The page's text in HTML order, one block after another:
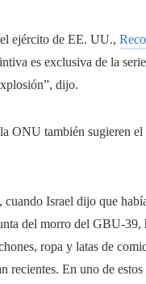
ejército de EE. UU.,
es exclusiva de la
dijo.
ONU también sugieren
Israel dijo que
del morro del GBU-39,
ropa y latas de
recientes. En uno de